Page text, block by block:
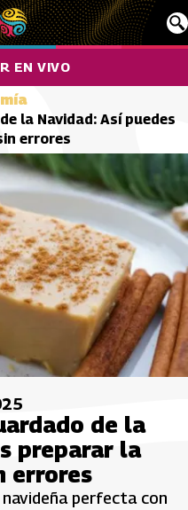
EN VIVO
la Navidad: Así puedes
errores
de la
preparar la
errores
perfecta con